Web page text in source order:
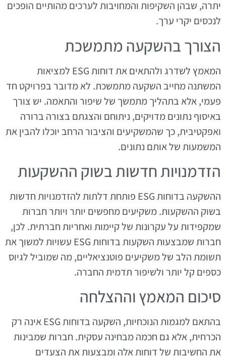
יתרה, שבהן השקיפות והמחויבות לערכים מהותיים הופכים
לנכסים יקרי ערך.
הצורך בהשקעה מתמשכת
המאמץ לשדרג ולהתאים את דוחות ESG למציאות
המשתנה מחייב השקעה מתמשכת. לא מדובר בפרויקט חד
פעמי, אלא בתהליך מתמשך של שיפור והתאמה. יש צורך
באיסוף נתונים מדויקים, ניתוחם והצגתם בצורה ברורה
ואפקטיבית, כך שהמשקיעים והציבור הרחב יוכלו להבין את
המשמעות של אותם נתונים.
הזדמנויות חדשות בשוק ההשקעות
ההשקעה בדוחות ESG פותחת דלתות להזדמנויות חדשות
בשוק ההשקעות. משקיעים מחפשים יותר ויותר חברות
שמקפידות על עקרונות של קיימות ואחריות חברתית. לכן,
חברות שמבצעות השקעות בדוחות ESG עשויות למשוך את
תשומת הלב של משקיעים פוטנציאליים, מה שמוביל לגיוס
כספים קל יותר ולשיפור תדמית החברה.
סיכום המאמץ וההצלחה
בהתאם למגמות הנוכחיות, השקעה בדוחות ESG אינה רק
הכרחית, אלא גם חכמה מבחינה עסקית. חברות שמבינות
את החשיבות של דוחות אלה ומבצעות את הצעדים